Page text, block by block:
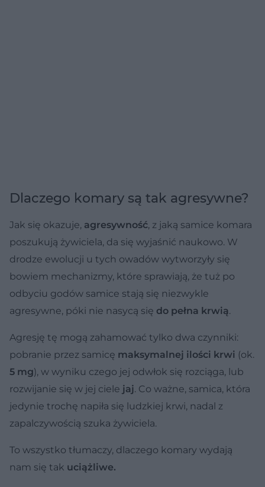
Dlaczego komary są tak agresywne?
Jak się okazuje, agresywność, z jaką samice komara
poszukują żywiciela, da się wyjaśnić naukowo. W
drodze ewolucji u tych owadów wytworzyły się
bowiem mechanizmy, które sprawiają, że tuż po
odbyciu godów samice stają się niezwykle
agresywne, póki nie nasycą się do pełna krwią.
Agresję tę mogą zahamować tylko dwa czynniki:
pobranie przez samicę maksymalnej ilości krwi (ok.
5 mg), w wyniku czego jej odwłok się rozciąga, lub
rozwijanie się w jej ciele jaj. Co ważne, samica, która
jedynie trochę napiła się ludzkiej krwi, nadal z
zapalczywością szuka żywiciela.
To wszystko tłumaczy, dlaczego komary wydają
nam się tak uciążliwe.